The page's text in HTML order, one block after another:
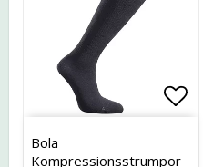
Bola
Kompressionsstrumpor